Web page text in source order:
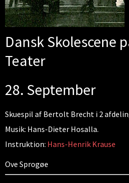
Dansk Skolescene
Teater
28. September
Skuespil af Bertolt Brecht i 2
Musik: Hans-Dieter Hosalla.
Instruktion: Hans-Henrik Krause
Ove Sprogøe